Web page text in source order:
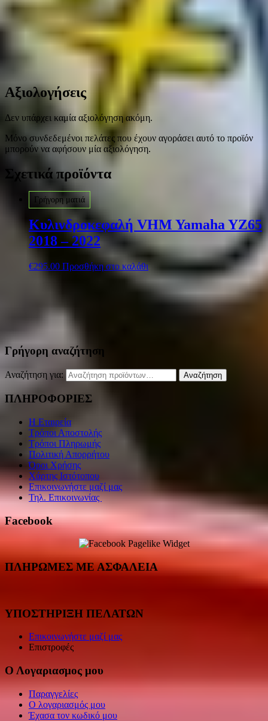
Αξιολογήσεις
Δεν υπάρχει καμία αξιολόγηση ακόμη.
Μόνο συνδεδεμένοι πελάτες που έχουν αγοράσει αυτό το προϊόν
μπορούν να αφήσουν μία αξιολόγηση.
Σχετικά προϊόντα
Γρήγορη ματιά
Κυλινδροκεφαλή VHM Yamaha YZ65
2018 – 2022
€295.00 Προσθήκη στο καλάθι
Γρήγορη αναζήτηση
Αναζήτηση για: Αναζήτηση
ΠΛΗΡΟΦΟΡΙΕΣ
Η Εταιρεία
Τρόποι Αποστολής
Τρόποι Πληρωμής
Πολιτική Απορρήτου
Όροι Χρήσης
Χάρτης Ιστότοπου
Επικοινωνήστε μαζί μας
Τηλ. Επικοινωνίας
Facebook
ΠΛΗΡΩΜΕΣ ΜΕ ΑΣΦΑΛΕΙΑ
ΥΠΟΣΤΗΡΙΞΗ ΠΕΛΑΤΩΝ
Επικοινωνήστε μαζί μας
Επιστροφές
Ο Λογαριασμος μου
Παραγγελίες
Ο λογαριασμός μου
Έχασα τον κωδικό μου